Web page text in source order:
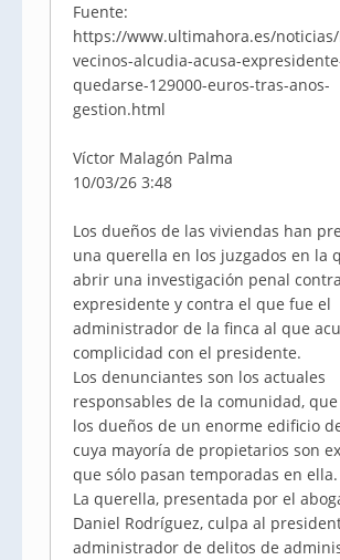
Fuente:
https://www.ultimahora.es/
vecinos-alcudia-acusa-
quedarse-129000-euros-tras-anos-
gestion.html
Víctor Malagón Palma
10/03/26 3:48
Los dueños de las viviendas han
una querella en los juzgados en la
abrir una investigación penal
expresidente y contra el que fue el
administrador de la finca al que
complicidad con el presidente.
Los denunciantes son los actuales
responsables de la comunidad,
los dueños de un enorme edificio
cuya mayoría de propietarios son
que sólo pasan temporadas en ella.
La querella, presentada por el
Daniel Rodríguez, culpa al
administrador de delitos de